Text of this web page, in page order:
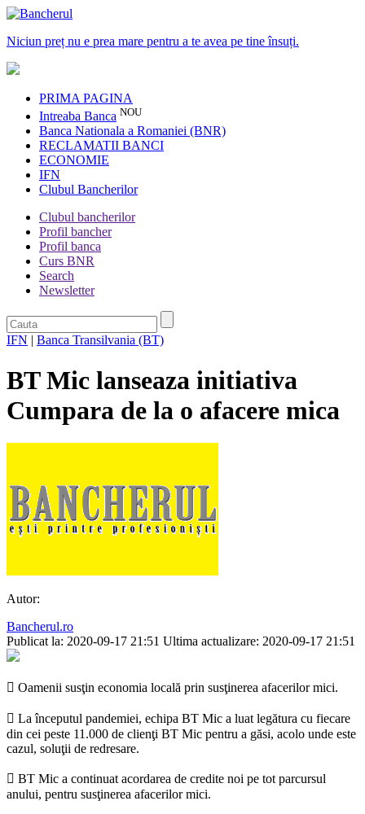
Niciun preț nu e prea mare pentru a te avea pe tine însuți.
PRIMA PAGINA
Intreaba Banca NOU
Banca Nationala a Romaniei (BNR)
RECLAMATII BANCI
ECONOMIE
IFN
Clubul Bancherilor
Clubul bancherilor
Profil bancher
Profil banca
Curs BNR
Search
Newsletter
IFN | Banca Transilvania (BT)
BT Mic lanseaza initiativa
Cumpara de la o afacere mica
Autor:
Bancherul.ro
Publicat la: 2020-09-17 21:51 Ultima actualizare: 2020-09-17 21:51
 Oamenii susţin economia locală prin susţinerea afacerilor mici.
 La începutul pandemiei, echipa BT Mic a luat legătura cu fiecare
din cei peste 11.000 de clienţi BT Mic pentru a găsi, acolo unde este
cazul, soluţii de redresare.
 BT Mic a continuat acordarea de credite noi pe tot parcursul
anului, pentru susţinerea afacerilor mici.